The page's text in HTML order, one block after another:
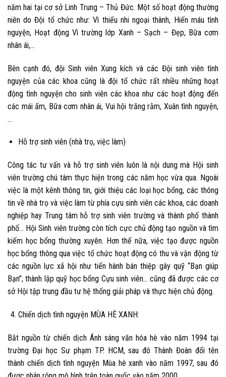
năm hai tại cơ sở Linh Trung – Thủ Đức. Một số hoạt động thường
niên do Đội tổ chức như: Vì thiếu nhi ngoại thành, Hiến máu tình
nguyện, Hoạt động Vì trường lớp Xanh – Sạch – Đẹp, Bữa cơm
nhân ái,…
Bên cạnh đó, đội Sinh viên Xung kích và các Đội sinh viên tình
nguyện của các khoa cũng là đội tổ chức rất nhiều những hoạt
động tình nguyện cho sinh viên các khoa như các hoạt động đến
các mái ấm, Bữa cơm nhân ái, Vui hội trăng rằm, Xuân tình nguyện,
…
Hỗ trợ sinh viên (nhà trọ, việc làm)
Công tác tư vấn và hỗ trợ sinh viên luôn là nội dung mà Hội sinh
viên trường chú tâm thực hiện trong các năm học vừa qua. Ngoài
việc là một kênh thông tin, giới thiệu các loại học bổng, các thông
tin về nhà trọ và việc làm từ phía cựu sinh viên các khoa, các doanh
nghiệp hay Trung tâm hỗ trợ sinh viên trường và thành phố thành
phố… Hội Sinh viên trường còn tích cực chủ động tạo nguồn và tìm
kiếm học bổng thường xuyên. Hơn thế nữa, việc tạo được nguồn
học bổng thông qua việc tổ chức hoạt động có thu và vận động từ
các nguồn lực xã hội như tiến hành bán thiệp gây quỹ “Bạn giúp
Bạn”; thành lập quỹ học bổng Cựu sinh viên… cũng đã được các cơ
sở Hội tập trung đầu tư hệ thống giải pháp và thực hiện chủ động.
Chiến dịch tình nguyện MÙA HÈ XANH:
Bắt nguồn từ chiến dịch Ánh sáng văn hóa hè vào năm 1994 tại
trường Đại học Sư phạm TP. HCM, sau đó Thành Đoàn đổi tên
thành chiến dịch tình nguyện Mùa hè xanh vào năm 1997, sau đó